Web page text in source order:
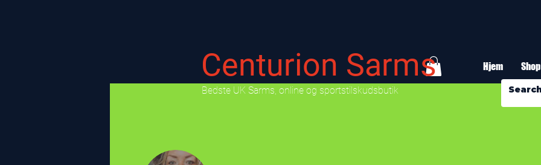
Hjem Shop
Centurion Sarms
​Bedste UK Sarms, online og sportstilskudsbutik